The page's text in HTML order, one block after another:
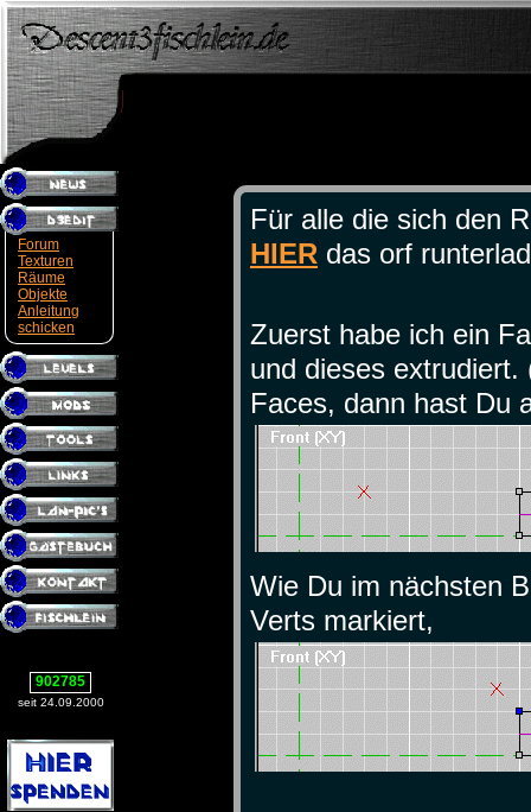
Forum
Texturen
Räume
Objekte
Anleitung
schicken
902785
seit 24.09.2000
Für alle die sich den
HIER das orf
Zuerst habe ich ein
und dieses
Faces, dann hast Du
Wie Du im nächsten
Verts markiert,